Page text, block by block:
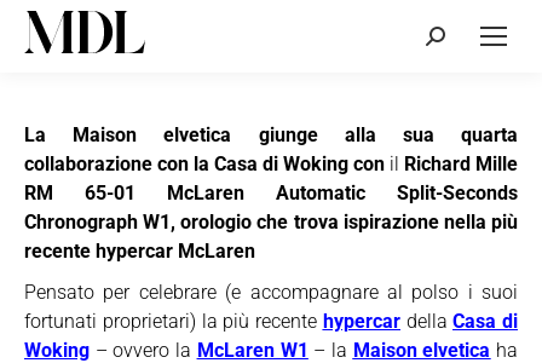
Cerca:
La Maison elvetica giunge alla sua quarta
collaborazione con la Casa di Woking con il Richard Mille
RM 65-01 McLaren Automatic Split-Seconds
Chronograph W1, orologio che trova ispirazione nella più
recente hypercar McLaren
Pensato per celebrare (e accompagnare al polso i suoi
fortunati proprietari) la più recente hypercardellaCasa di
Woking – ovvero la McLaren W1 – la Maison elvetica ha